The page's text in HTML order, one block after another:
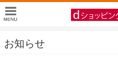
お知らせ